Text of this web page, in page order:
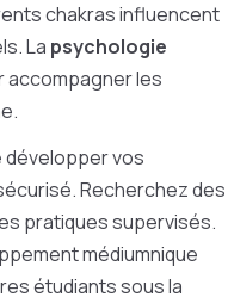
chakras influencent
La psychologie
accompagner les
vos
Recherchez des
pratiques supervisés.
médiumnique
étudiants sous la